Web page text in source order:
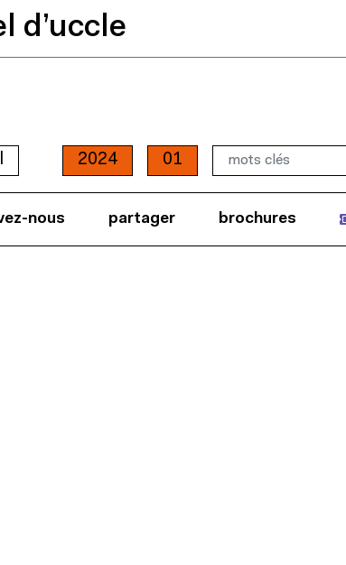
d’uccle
2024 01
nous partager brochures